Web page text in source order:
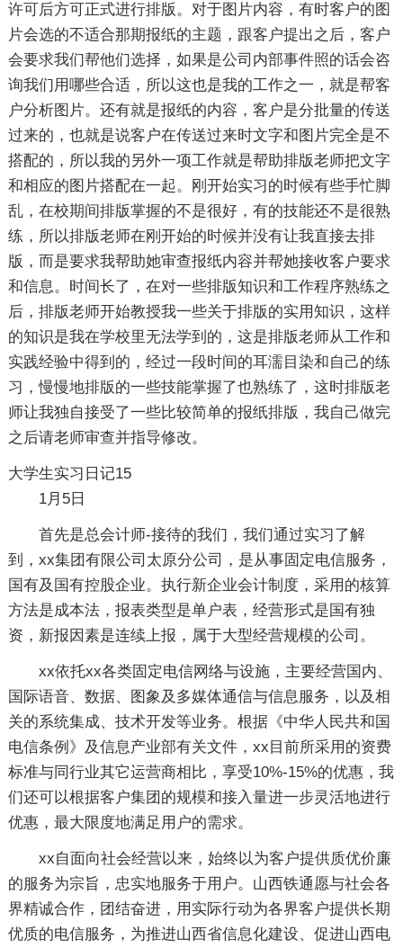
许可后方可正式进行排版。对于图片内容，有时客户的图
片会选的不适合那期报纸的主题，跟客户提出之后，客户
会要求我们帮他们选择，如果是公司内部事件照的话会咨
询我们用哪些合适，所以这也是我的工作之一，就是帮客
户分析图片。还有就是报纸的内容，客户是分批量的传送
过来的，也就是说客户在传送过来时文字和图片完全是不
搭配的，所以我的另外一项工作就是帮助排版老师把文字
和相应的图片搭配在一起。刚开始实习的时候有些手忙脚
乱，在校期间排版掌握的不是很好，有的技能还不是很熟
练，所以排版老师在刚开始的时候并没有让我直接去排
版，而是要求我帮助她审查报纸内容并帮她接收客户要求
和信息。时间长了，在对一些排版知识和工作程序熟练之
后，排版老师开始教授我一些关于排版的实用知识，这样
的知识是我在学校里无法学到的，这是排版老师从工作和
实践经验中得到的，经过一段时间的耳濡目染和自己的练
习，慢慢地排版的一些技能掌握了也熟练了，这时排版老
师让我独自接受了一些比较简单的报纸排版，我自己做完
之后请老师审查并指导修改。
大学生实习日记15
1月5日
首先是总会计师-接待的我们，我们通过实习了解
到，xx集团有限公司太原分公司，是从事固定电信服务，
国有及国有控股企业。执行新企业会计制度，采用的核算
方法是成本法，报表类型是单户表，经营形式是国有独
资，新报因素是连续上报，属于大型经营规模的公司。
xx依托xx各类固定电信网络与设施，主要经营国内、
国际语音、数据、图象及多媒体通信与信息服务，以及相
关的系统集成、技术开发等业务。根据《中华人民共和国
电信条例》及信息产业部有关文件，xx目前所采用的资费
标准与同行业其它运营商相比，享受10%-15%的优惠，我
们还可以根据客户集团的规模和接入量进一步灵活地进行
优惠，最大限度地满足用户的需求。
xx自面向社会经营以来，始终以为客户提供质优价廉
的服务为宗旨，忠实地服务于用户。山西铁通愿与社会各
界精诚合作，团结奋进，用实际行动为各界客户提供长期
优质的电信服务，为推进山西省信息化建设、促进山西电